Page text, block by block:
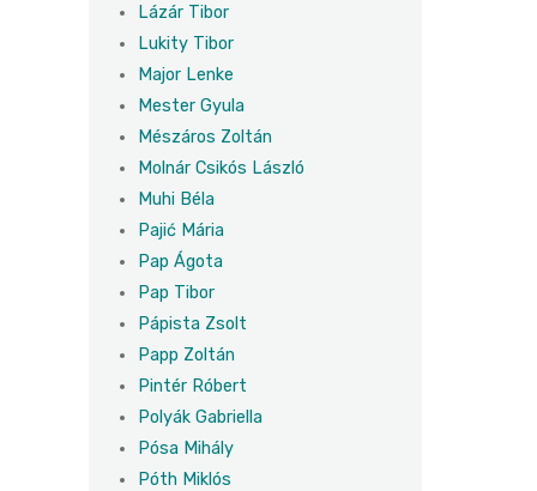
Lázár Tibor
Lukity Tibor
Major Lenke
Mester Gyula
Mészáros Zoltán
Molnár Csikós László
Muhi Béla
Pajić Mária
Pap Ágota
Pap Tibor
Pápista Zsolt
Papp Zoltán
Pintér Róbert
Polyák Gabriella
Pósa Mihály
Póth Miklós